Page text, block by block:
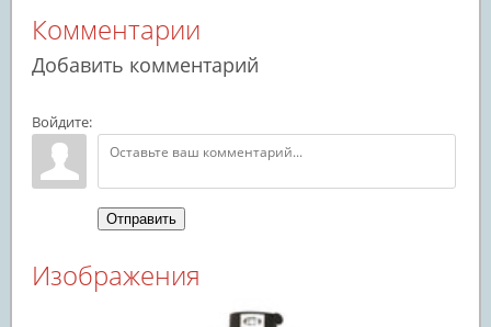
Комментарии
Добавить комментарий
Войдите:
Отправить
Изображения